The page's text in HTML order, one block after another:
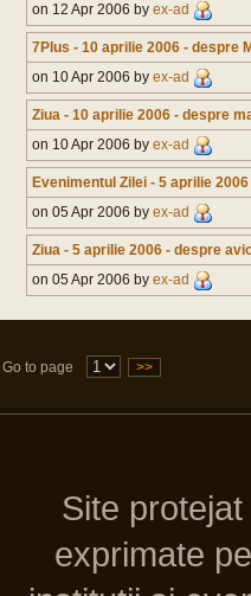
on 12 Apr 2006 by ex-ad
7Plus - 10 aprilie 2006 - despre
on 10 Apr 2006 by ex-ad
Ziua - 10 aprilie 2006 - despre
on 10 Apr 2006 by ex-ad
Evenimentul Zilei - 5 aprilie
on 05 Apr 2006 by ex-ad
Ziua - 5 aprilie 2006 - despre
on 05 Apr 2006 by ex-ad
Go to page >>
Site
exprimate